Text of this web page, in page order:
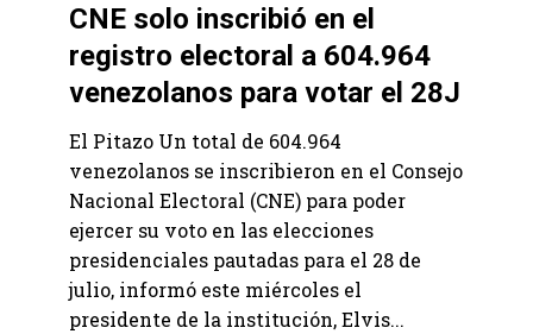
CNE solo inscribió en el
registro electoral a 604.964
venezolanos para votar el 28J
El Pitazo Un total de 604.964
venezolanos se inscribieron en el Consejo
Nacional Electoral (CNE) para poder
ejercer su voto en las elecciones
presidenciales pautadas para el 28 de
julio, informó este miércoles el
presidente de la institución, Elvis...